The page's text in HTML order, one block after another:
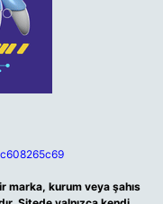
marka, kurum veya şahıs